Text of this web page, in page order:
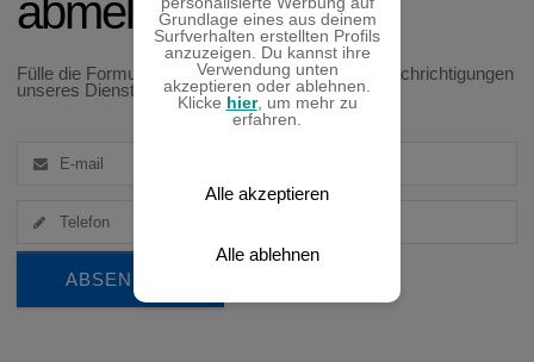
abmelden
Fülle die Formularfelder aus, damit du keine Benachrichtigungen
unseres Dienstes mehr erhältst.
ABSENDEN
Grundlage eines aus deinem
Surfverhalten erstellten Profils
anzuzeigen. Du kannst ihre
Verwendung unten
akzeptieren oder ablehnen.
Klicke hier, um mehr zu
erfahren.
Alle akzeptieren
Alle ablehnen